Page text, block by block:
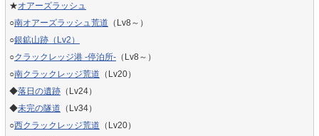
★オアーズラッシュ
○南オアーズラッシュ荒道 （Lv8～）
○銀鉱山跡（Lv2）
○クラックレッジ港 -停泊所- （Lv8～）
○南クラックレッジ荒道 （Lv20）
◆落日の遺跡 （Lv24）
◆未完の隧道 （Lv34）
○西クラックレッジ荒道 （Lv20）